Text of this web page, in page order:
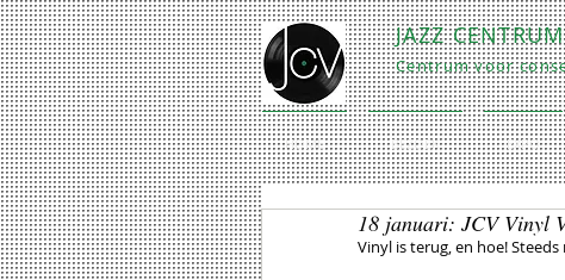
JAZZ
Centrum voor
HOME BEZOEK EXPO
18 januari: JCV Vinyl
Vinyl is terug, en hoe!